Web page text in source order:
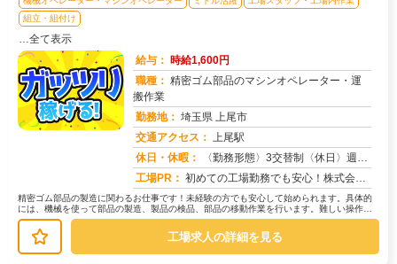
組立・組付け
…全て表示
給与： 時給1,600円
職種： 精密ゴム部品のマシンオペレーター・運
搬作業
勤務地： 埼玉県 上尾市
交通アクセス： 上尾駅
休日・休暇：
〈勤務形態〉3交替制〈休日〉週休2日制★ＧＷ★夏季休暇★冬季休暇★年末年始
工場PR： 初めての工場勤務でも安心！株式会社京栄センターでは、未経験者多数活躍中！→ 家具付き寮完備！鞄一つで入寮OK！ ...
精密ゴム部品の製造に関わるお仕事です！未経験の方でも安心して始められます。具体的
には、機械を使って部品の製造、製品の検品、部品の移動作業を行います。難しい操作は
一切ありません。→機械の操作方法な...
工場求人の詳細を見る